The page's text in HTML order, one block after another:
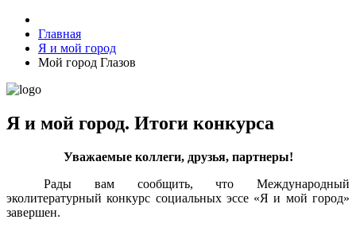
Главная
Я и мой город
Мой город Глазов
Я и мой город. Итоги конкурса
Уважаемые коллеги, друзья, партнеры!
Рады вам сообщить, что Международный
эколитературный конкурс социальных эссе «Я и мой город»
завершен.